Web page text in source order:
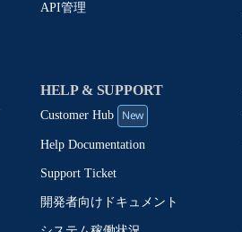
API管理
HELP & SUPPORT
Customer Hub New
Help Documentation
Support Ticket
開発者向けドキュメント